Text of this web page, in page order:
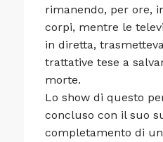
rimanendo, per ore,
corpi, mentre le
in diretta,
trattative tese a
morte.
Lo show di questo
concluso con il suo
completamento di